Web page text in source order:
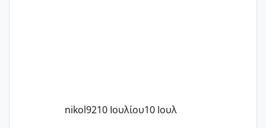
nikol9210 Ιουλίου10 Ιουλ